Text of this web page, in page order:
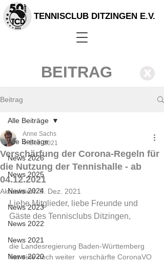
TENNISCLUB DITZINGEN E.V.
BEITRAG X
Beitrag
Alle Beiträge
News 2026
News 2025
News 2024
News 2023
News 2022
News 2021
News 2020
Alle Beiträge
Verschärfung der Corona-Regeln für
die Nutzung der Tennishalle - ab
04.12.2021
Anne Sachs
4. Dez. 2021
Aktualisiert:5. Dez. 2021
Liebe Mitglieder, liebe Freunde und
Gäste des Tennisclubs Ditzingen,
die Landesregierung Baden-Württemberg
hat eine noch weiter  verschärfte CoronaVO